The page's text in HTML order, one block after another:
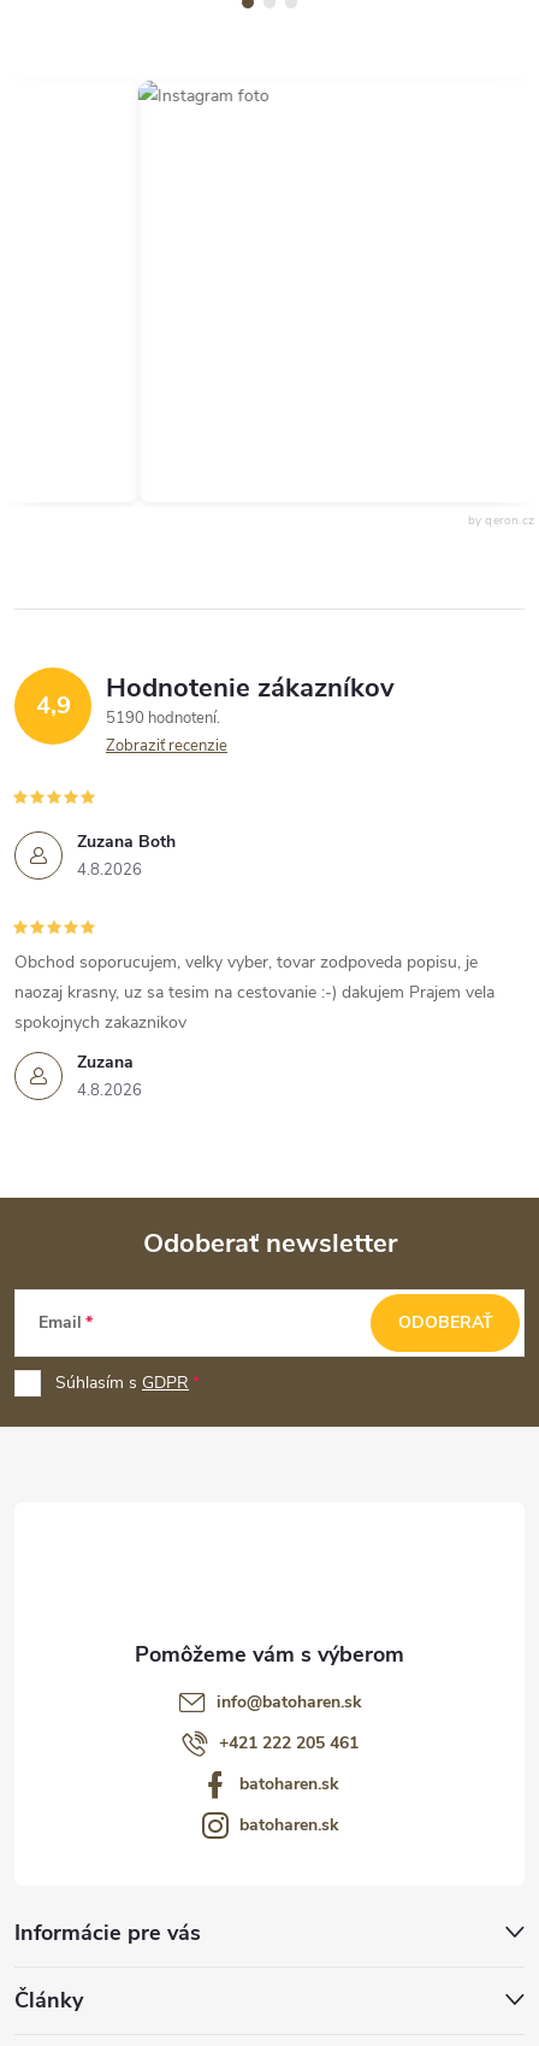
by qeron.cz
4,9 Hodnotenie zákazníkov
5190 hodnotení
Zobraziť recenzie
Zuzana Both
4.8.2026
Zuzana
4.8.2026
Obchod soporucujem, velky vyber, tovar zodpoveda popisu, je
naozaj krasny, uz sa tesim na cestovanie :-) dakujem Prajem vela
spokojnych zakaznikov
Z
p
ä
Odoberať newsletter
Email
Súhlasím s GDPR
ODOBERAŤ
Informácie pre vás
Články
info@batoharen.sk
+421 222 205 461
batoharen.sk
batoharen.sk